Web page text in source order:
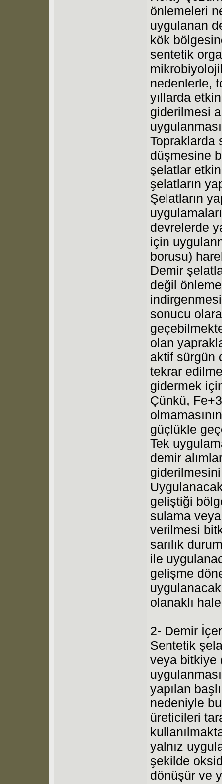
önlemeleri
uygulanan
kök
sentetik
nedenlerle,
yıllarda
giderilmesi
Topraklarda
düşmesine
şelatlar
şelatların
Şelatların
devrelerde
için
borusu)
Demir
değil
sonucu
olan
aktif sürgün
tekrar
gidermek
Çünkü,
güçlükle
Tek
demir
geliştiği
sulama
verilmesi
sarılık
ile
gelişme
olanaklı
2- Demir
Sentetik
veya bitkiye
yapılan
nedeniyle
üreticileri
yalnız
şekilde
dönüşür ve